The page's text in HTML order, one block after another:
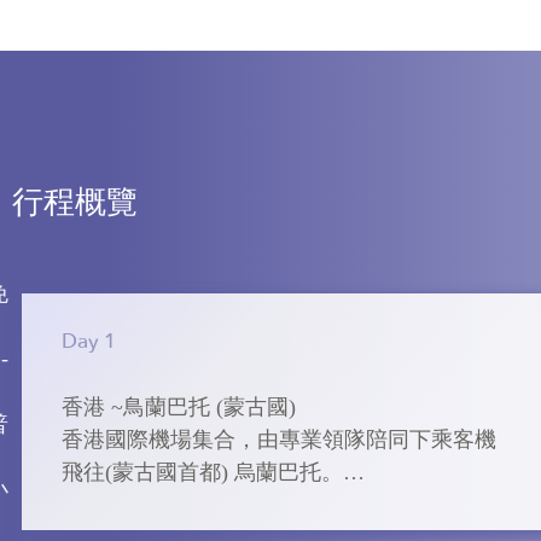
行程概覽
Day 1
香港 ~鳥蘭巴托 (蒙古國)
香港國際機場集合，由專業領隊陪同下乘客機
飛往(蒙古國首都) 烏蘭巴托。